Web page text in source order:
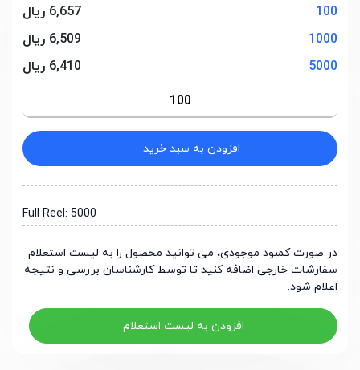
100
6,657 ریال
1000
6,509 ریال
5000
6,410 ریال
افزودن به سبد خرید
Full Reel: 5000
در صورت کمبود موجودی، می توانید محصول را به لیست استعلام
سفارشات خارجی اضافه کنید تا توسط کارشناسان بررسی و نتیجه
اعلام شود.
افزودن به لیست استعلام